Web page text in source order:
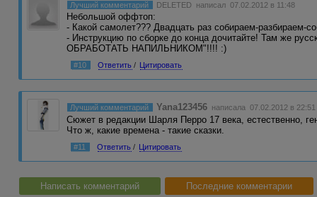
Лучший комментарий DELETED написал 07.02.2012 в 11:48
Небольшой оффтоп:
- Какой самолет??? Двадцать раз собираем-разбираем-
- Инструкцию по сборке до конца дочитайте! Там же
ОБРАБОТАТЬ НАПИЛЬНИКОМ"!!!! :)
#10 Ответить / Цитировать
Лучший комментарий Yana123456 написала 07.02.2012 в 22:51
Сюжет в редакции Шарля Перро 17 века, естественно,
Что ж, какие времена - такие сказки.
#11 Ответить / Цитировать
Написать комментарий Последние комментарии